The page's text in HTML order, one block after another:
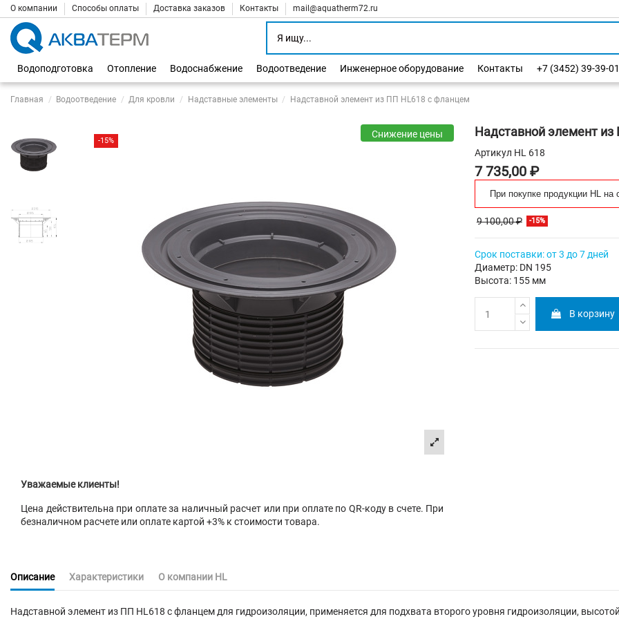
О компании Способы оплаты Доставка заказов Контакты mail@aquatherm72.ru
Водоподготовка
Отопление Водоснабжение Водоотведение Инженерное оборудование Контакты +7 (3452) 39-39-01
Главная Водоотведение Для кровли Надставные элементы Надставной элемент из ПП HL618 с фланцем
-15%
Снижение цены
Уважаемые клиенты!
Цена действительна при оплате за наличный расчет или при оплате по QR-коду в счете. При
безналичном расчете или оплате картой +3% к стоимости товара.
Надставной элемент
Артикул HL 618
7 735,00 ₽
При покупке продукции HL
9 100,00 ₽ -15%
Срок поставки: от 3 до 7 дней
Диаметр: DN 195
Высота: 155 мм
В корзину
Описание Характеристики О компании HL
Надставной элемент из ПП HL618 с фланцем для гидроизоляции, применяется для подхвата второго уровня гидроизоляции,